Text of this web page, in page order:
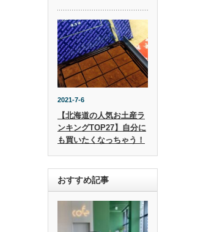
2021-7-6
【北海道の人気お土産ラ
ンキングTOP27】自分に
も買いたくなっちゃう！
おすすめ記事